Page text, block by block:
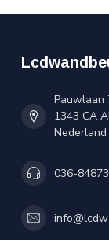
Pauwlaan
1343 CA
Nederland
036-